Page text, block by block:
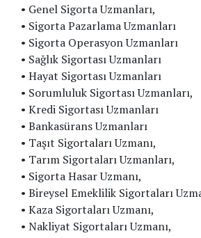
• Genel Sigorta Uzmanları,
• Sigorta Pazarlama Uzmanları
• Sigorta Operasyon Uzmanları
• Sağlık Sigortası Uzmanları
• Hayat Sigortası Uzmanları
• Sorumluluk Sigortası Uzmanları,
• Kredi Sigortası Uzmanları
• Bankasürans Uzmanları
• Taşıt Sigortaları Uzmanı,
• Tarım Sigortaları Uzmanları,
• Sigorta Hasar Uzmanı,
• Bireysel Emeklilik Sigortaları
• Kaza Sigortaları Uzmanı,
• Nakliyat Sigortaları Uzmanı,